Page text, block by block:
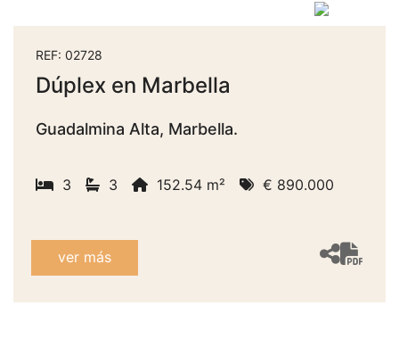
REF: 02728
Dúplex en Marbella
Guadalmina Alta, Marbella.
3 3 152.54 m² € 890.000
ver más